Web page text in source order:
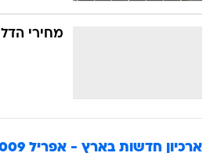
מחירי
ארכיון חדשות בארץ - אפריל 2009